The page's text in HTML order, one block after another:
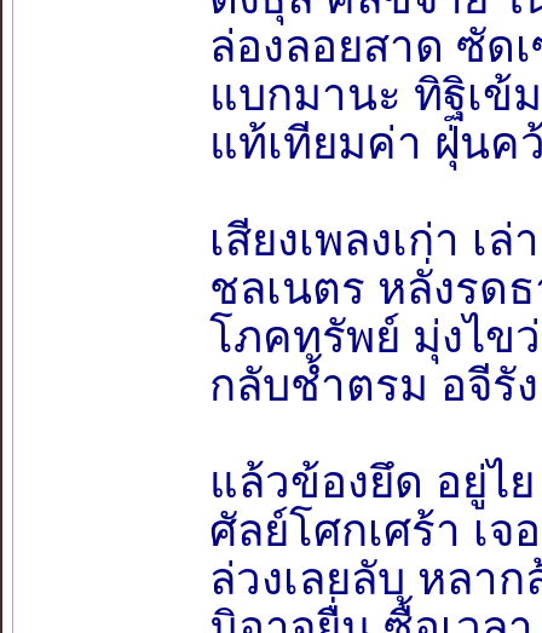
ล่องลอยสาด ซัด
แบกมานะ ทิฐิเข้
แท้เทียมค่า ฝุ่นค
เสียงเพลงเก่า เ
ชลเนตร หลั่งรด
โภคทรัพย์ มุ่งไข
กลับช้ำตรม อจีรั
แล้วข้องยึด อยู่ไ
ศัลย์โศกเศร้า เ
ล่วงเลยลับ หลา